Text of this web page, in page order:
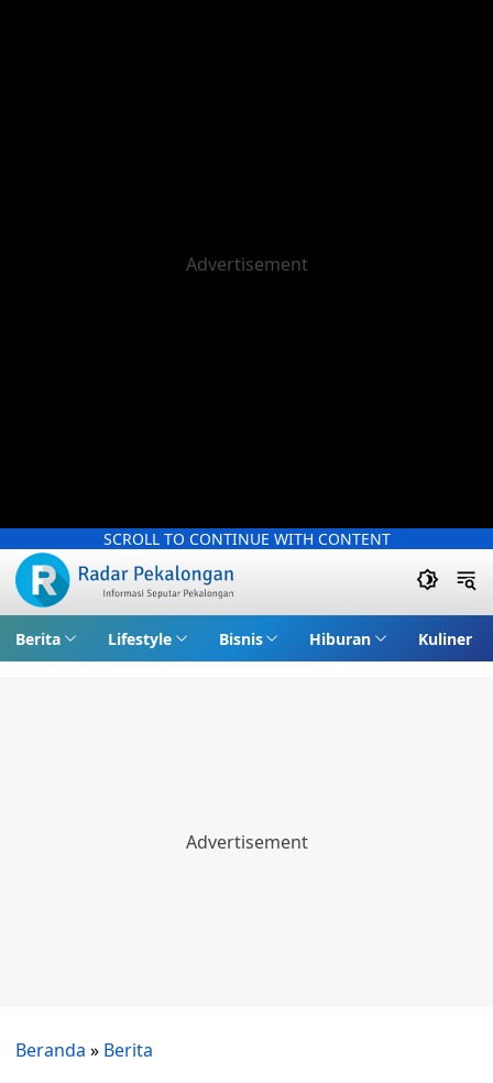
SCROLL TO CONTINUE WITH CONTENT
Berita Lifestyle Bisnis Hiburan Kuliner
Beranda » Berita